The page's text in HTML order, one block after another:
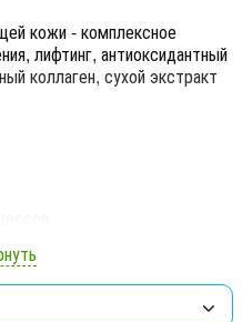
кожи - комплексное
лифтинг, антиоксидантный
коллаген, сухой экстракт